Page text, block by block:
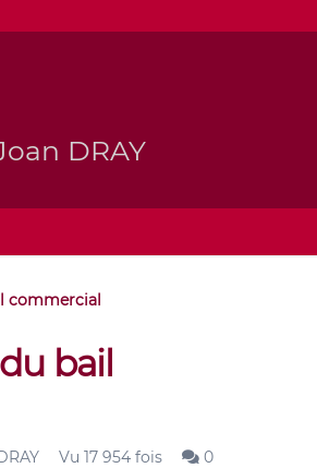
DRAY
commercial
bail
Vu 17 954 fois 0